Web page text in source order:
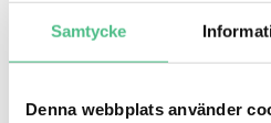
Samtycke
Denna webbplats använder
Pumpgatan, avstånd ca 50-
från Lindholmspiren och
centrala Göteborg. Samt